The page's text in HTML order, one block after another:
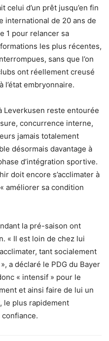
celui d’un prêt jusqu’en fin
international de 20 ans de
1 pour relancer sa
les plus récentes,
sans que l’on
ont réellement creusé
l’état embryonnaire.
Leverkusen reste entourée
concurrence interne,
jamais totalement
désormais davantage à
d’intégration sportive.
doit encore s’acclimater à
améliorer sa condition
la pré-saison ont
« Il est loin de chez lui
tant socialement
a déclaré le PDG du Bayer
« intensif » pour le
et ainsi faire de lui un
le plus rapidement
confiance.